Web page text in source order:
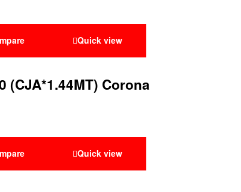
Quick view
(CJA*1.44MT) Corona
Quick view